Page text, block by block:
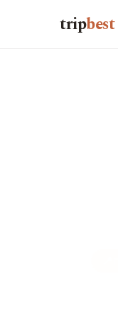
tripbest